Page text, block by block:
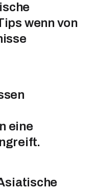
wenn von
eine